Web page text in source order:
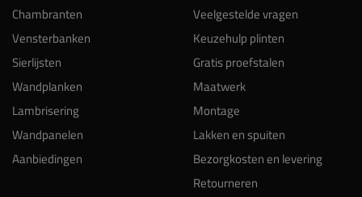
Chambranten
Vensterbanken
Sierlijsten
Wandplanken
Lambrisering
Wandpanelen
Aanbiedingen
Veelgestelde vragen
Keuzehulp plinten
Gratis proefstalen
Maatwerk
Montage
Lakken en spuiten
Bezorgkosten en levering
Retourneren